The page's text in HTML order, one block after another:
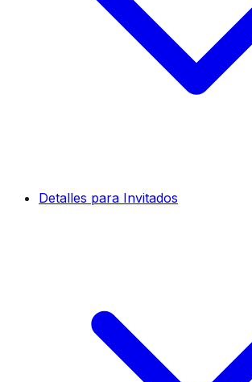
Detalles para Invitados